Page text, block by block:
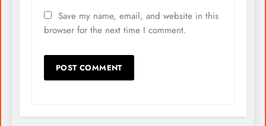
Save my name, email, and website in this
browser for the next time I comment.